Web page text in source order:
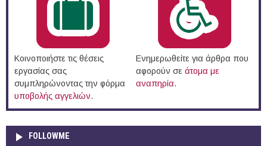
Κοινοποιήστε τις θέσεις
εργασίας σας
συμπληρώνοντας την φόρμα
υποβολής αγγελιών.
Ενημερωθείτε για άρθρα που
αφορούν σε άτομα με
αναπηρία.
FOLLOWME